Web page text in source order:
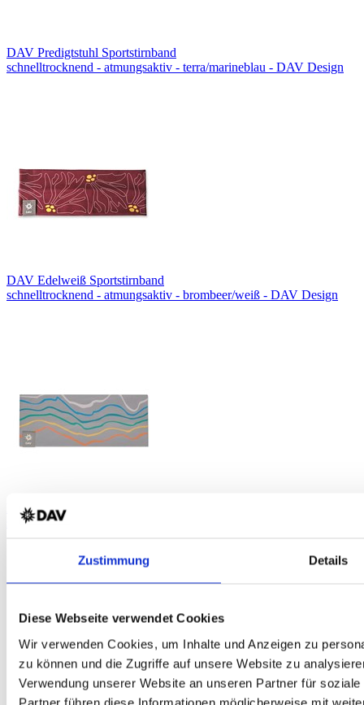
Zustimmung Details
Diese Webseite verwendet Cookies
Wir verwenden Cookies, um Inhalte und Anzeigen zu
zu können und die Zugriffe auf unsere Website zu
Verwendung unserer Website an unseren Partner für
Partner führen diese Informationen möglicherweise mit
DAV Predigtstuhl Sportstirnband
schnelltrocknend - atmungsaktiv - terra/marineblau - DAV Design
DAV Edelweiß Sportstirnband
schnelltrocknend - atmungsaktiv - brombeer/weiß - DAV Design
DAV Igelskopf Unisex Sportstirnband
schnelltrocknend - atmungsaktiv - hellgrau - DAV Design